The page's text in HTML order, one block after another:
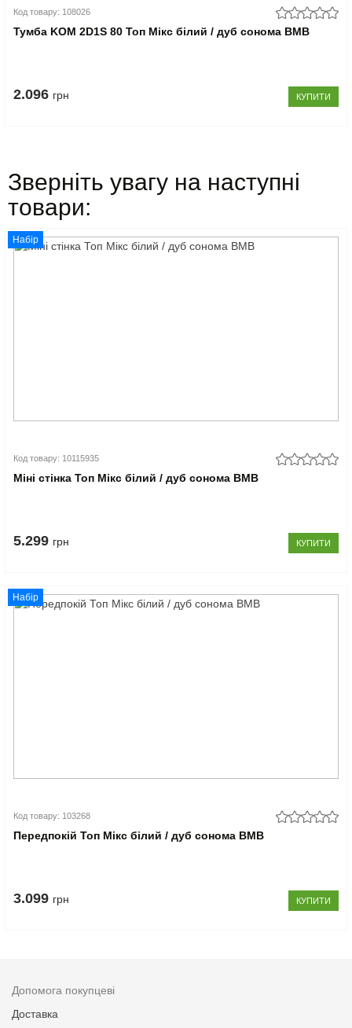
Код товару: 108026
Тумба KOM 2D1S 80 Топ Мікс білий / дуб сонома ВМВ
2.096 грн КУПИТИ
Зверніть увагу на наступні
товари:
Набір
Код товару: 10115935
Міні стінка Топ Мікс білий / дуб сонома ВМВ
5.299 грн КУПИТИ
Набір
Код товару: 103268
Передпокій Топ Мікс білий / дуб сонома ВМВ
3.099 грн КУПИТИ
Допомога покупцеві
Доставка